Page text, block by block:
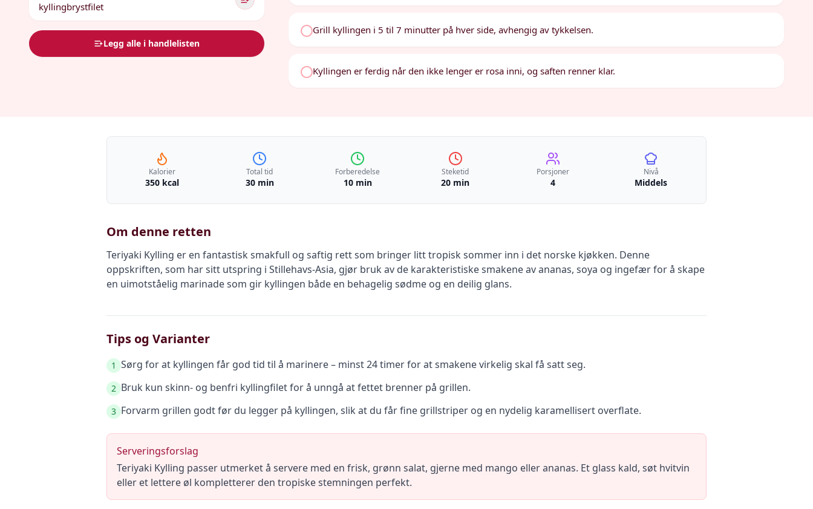
kyllingbrystfilet
Legg alle i handlelisten
Grill kyllingen i 5 til 7 minutter på hver side, avhengig av tykkelsen.
Kyllingen er ferdig når den ikke lenger er rosa inni, og saften renner klar.
Kalorier
350 kcal
Total tid
30 min
Forberedelse
10 min
Steketid
20 min
Porsjoner
4
Nivå
Middels
Om denne retten
Teriyaki Kylling er en fantastisk smakfull og saftig rett som bringer litt tropisk sommer inn i det norske kjøkken. Denne
oppskriften, som har sitt utspring i Stillehavs-Asia, gjør bruk av de karakteristiske smakene av ananas, soya og ingefær for å skape
en uimotståelig marinade som gir kyllingen både en behagelig sødme og en deilig glans.
Tips og Varianter
1 Sørg for at kyllingen får god tid til å marinere – minst 24 timer for at smakene virkelig skal få satt seg.
2 Bruk kun skinn- og benfri kyllingfilet for å unngå at fettet brenner på grillen.
3 Forvarm grillen godt før du legger på kyllingen, slik at du får fine grillstriper og en nydelig karamellisert overflate.
Serveringsforslag
Teriyaki Kylling passer utmerket å servere med en frisk, grønn salat, gjerne med mango eller ananas. Et glass kald, søt hvitvin
eller et lettere øl kompletterer den tropiske stemningen perfekt.